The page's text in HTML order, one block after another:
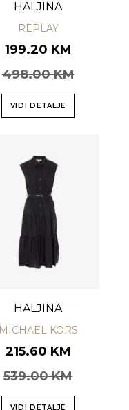
HALJINA
REPLAY
199.20 KM
498.00 KM
VIDI DETALJE
HALJINA
MICHAEL KORS
215.60 KM
539.00 KM
VIDI DETALJE